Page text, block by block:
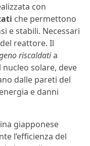
con
che permettono
e stabili. Necessari
reattore. Il
riscaldatia
solare, deve
dalle pareti del
e danni
giapponese
l’efficienza del